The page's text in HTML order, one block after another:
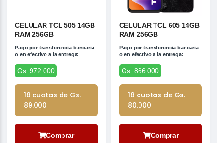
CELULAR TCL 505 14GB
RAM 256GB
Pago por transferencia bancaria
o en efectivo a la entrega:
Gs. 972.000
18 cuotas de Gs.
89.000
Comprar
CELULAR TCL 605 14GB
RAM 256GB
Pago por transferencia bancaria
o en efectivo a la entrega:
Gs. 866.000
18 cuotas de Gs.
80.000
Comprar